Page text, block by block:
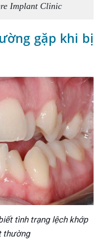
Implant Clinic
gặp khi bị
tình trạng lệch khớp
thường